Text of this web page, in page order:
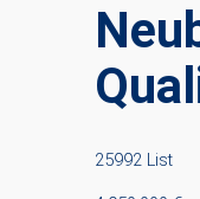
25992 List